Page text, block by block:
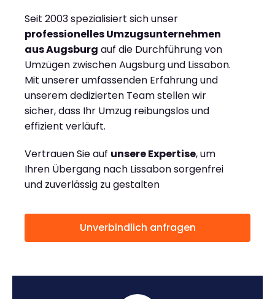
Seit 2003 spezialisiert sich unser
professionelles Umzugsunternehmen
aus Augsburg auf die Durchführung von
Umzügen zwischen Augsburg und Lissabon.
Mit unserer umfassenden Erfahrung und
unserem dedizierten Team stellen wir
sicher, dass Ihr Umzug reibungslos und
effizient verläuft.
Vertrauen Sie auf unsere Expertise, um
Ihren Übergang nach Lissabon sorgenfrei
und zuverlässig zu gestalten
Unverbindlich anfragen